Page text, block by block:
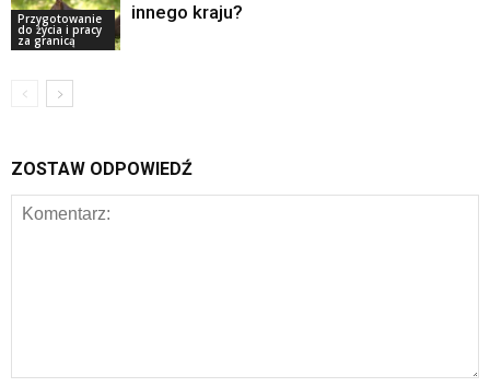
Przygotowanie
do życia i pracy
za granicą
innego kraju?
ZOSTAW ODPOWIEDŹ